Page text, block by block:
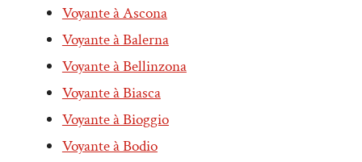
Voyante à Ascona
Voyante à Balerna
Voyante à Bellinzona
Voyante à Biasca
Voyante à Bioggio
Voyante à Bodio